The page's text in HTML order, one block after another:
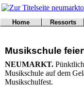
Musikschule
NEUMARKT.
Musikschule auf dem
Musikschulfest.
Home
Notfall
Impressum
Ressorts
Wirtschaft
Sport
Polizei